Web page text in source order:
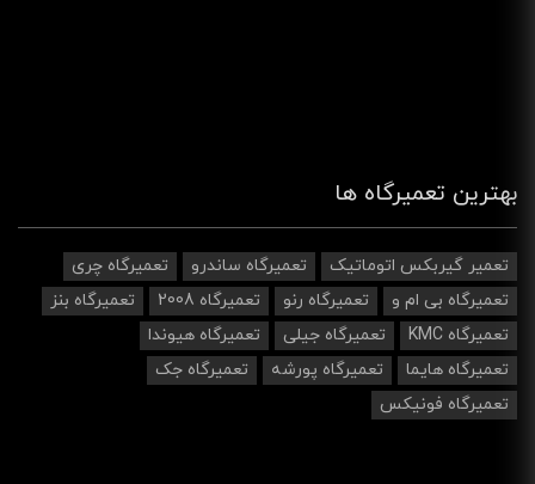
بهترین تعمیرگاه ها
تعمیر گیربکس اتوماتیک تعمیرگاه ساندرو
تعمیرگاه چری
تعمیرگاه بی ام و
تعمیرگاه رنو تعمیرگاه 2008
تعمیرگاه بنز
تعمیرگاه KMC
تعمیرگاه جیلی
تعمیرگاه هیوندا
تعمیرگاه هایما
تعمیرگاه پورشه
تعمیرگاه جک
تعمیرگاه فونیکس